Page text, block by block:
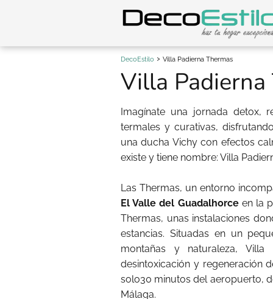
DecoEstilo Villa Padierna Thermas
Villa
Imagínate una jornada detox,
termales y curativas,
una ducha Vichy con efectos
existe y tiene nombre: Villa
Las Thermas, un entorno
El Valle del Guadalhorceen la
Thermas, unas instalaciones
estancias. Situadas en un
montañas y naturaleza,
desintoxicación y regeneración
solo30 minutos del aeropuerto,
Málaga.